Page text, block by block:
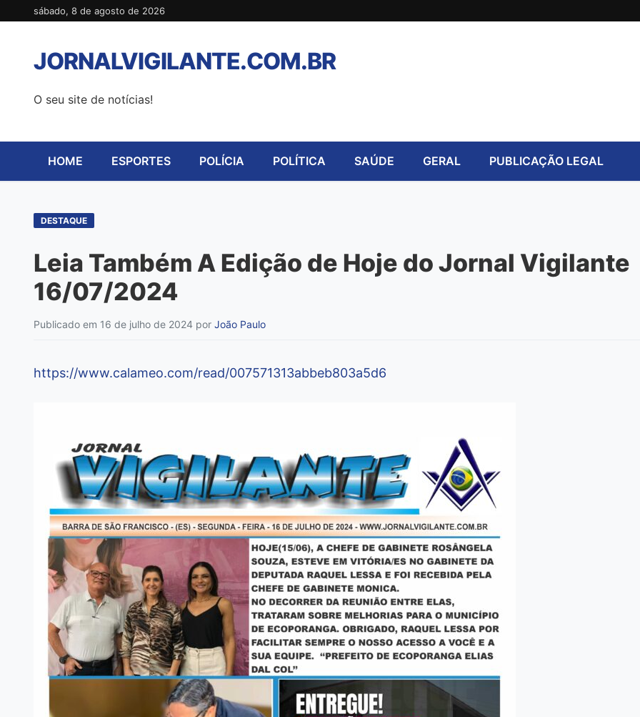
para
conteúdo
sábado, 8 de agosto de 2026
JORNALVIGILANTE.COM.BR
O seu site de notícias!
HOME ESPORTES POLÍCIA POLÍTICA SAÚDE GERAL PUBLICAÇÃO LEGAL
DESTAQUE
Leia Também A Edição de Hoje do Jornal Vigilante
16/07/2024
Publicado em 16 de julho de 2024 por João Paulo
https://www.calameo.com/read/007571313abbeb803a5d6